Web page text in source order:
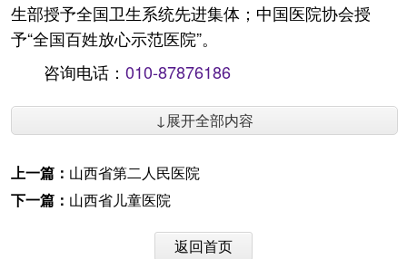
生部授予全国卫生系统先进集体；中国医院协会授
予“全国百姓放心示范医院”。
咨询电话： 010-87876186
↓展开全部内容
上一篇： 山西省第二人民医院
下一篇： 山西省儿童医院
返回首页